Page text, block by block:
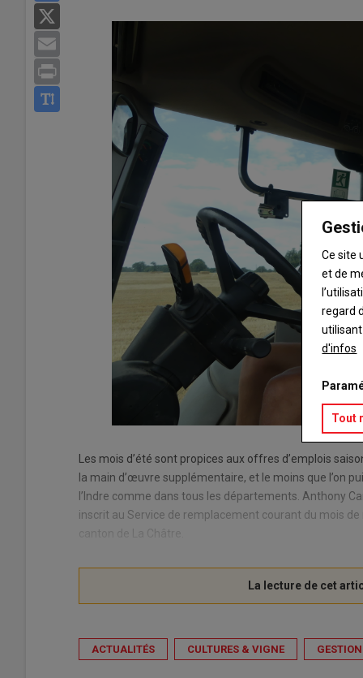
Les mois d’été sont propices aux offres d’emplois
la main d’œuvre supplémentaire, et le moins que l’on
l’Indre comme dans tous les départements. Anthony
inscrit au Service de remplacement courant du mois
ACTUALITÉS CULTURES & VIGNE
Ce site
et de
regard
utilisant
d'infos
Tout